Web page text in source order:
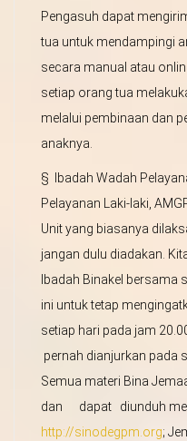
Pengasuh dapat
tua untuk mendampingi
secara manual atau
setiap orang tua
melalui pembinaan dan
anaknya.
§ Ibadah Wadah
Pelayanan Laki-laki,
Unit yang biasanya
jangan dulu diadakan.
Ibadah Binakel bersama
ini untuk tetap
setiap hari pada jam
pernah dianjurkan pada
Semua materi Bina
dan dapat diunduh
http://sinodegpm.org;